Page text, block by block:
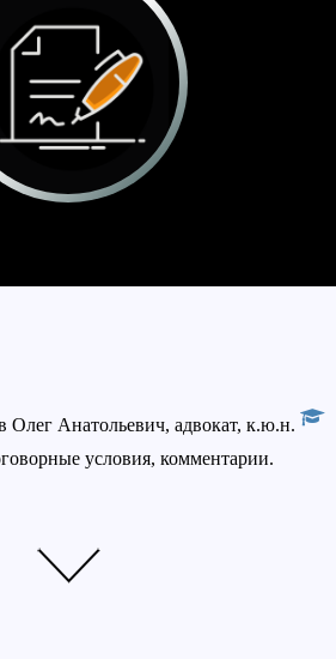
Олег Анатольевич, адвокат, к.ю.н.
условия, комментарии.